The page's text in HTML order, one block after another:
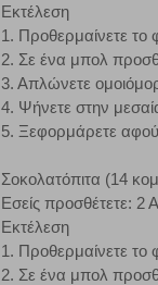
Εκτέλεση
1. Προθερμαίνετε το
2. Σε ένα μπολ
3. Απλώνετε
4. Ψήνετε στην
5. Ξεφορμάρετε αφού
Σοκολατόπιτα (14
Εσείς προσθέτετε: 2
Εκτέλεση
1. Προθερμαίνετε το
2. Σε ένα μπολ